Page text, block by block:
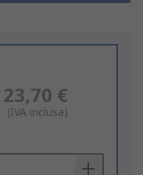
23,70 €
(IVA inclusa)